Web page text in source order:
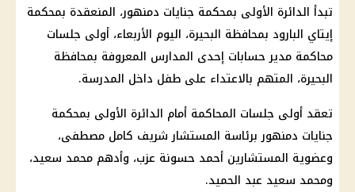
تبدأ الدائرة الأولى بمحكمة جنايات دمنهور، المنعقدة بمحكمة
إيتاي البارود بمحافظة البحيرة، اليوم الأربعاء، أولى جلسات
محاكمة مدير حسابات إحدى المدارس المعروفة بمحافظة
البحيرة، المتهم بالاعتداء على طفل داخل المدرسة.
تعقد أولى جلسات المحاكمة أمام الدائرة الأولى بمحكمة
جنايات دمنهور برئاسة المستشار شريف كامل مصطفى،
وعضوية المستشارين أحمد حسونة عزب، وأدهم محمد سعيد،
ومحمد سعيد عبد الحميد.